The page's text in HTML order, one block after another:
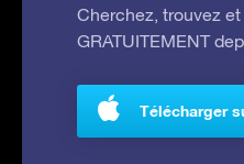
Cherchez, trouvez et
GRATUITEMENT
Télécharger